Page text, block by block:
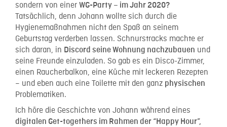
sondern von einer WG-Party – im Jahr 2020?
Tatsächlich, denn Johann wollte sich durch die
Hygienemaßnahmen nicht den Spaß an seinem
Geburtstag verderben lassen. Schnurstracks machte er
sich daran, in Discord seine Wohnung nachzubauen und
seine Freunde einzuladen. So gab es ein Disco-Zimmer,
einen Raucherbalkon, eine Küche mit leckeren Rezepten
– und eben auch eine Toilette mit den ganz physischen
Problematiken.
Ich höre die Geschichte von Johann während eines
digitalen Get-togethers im Rahmen der “Happy Hour”,